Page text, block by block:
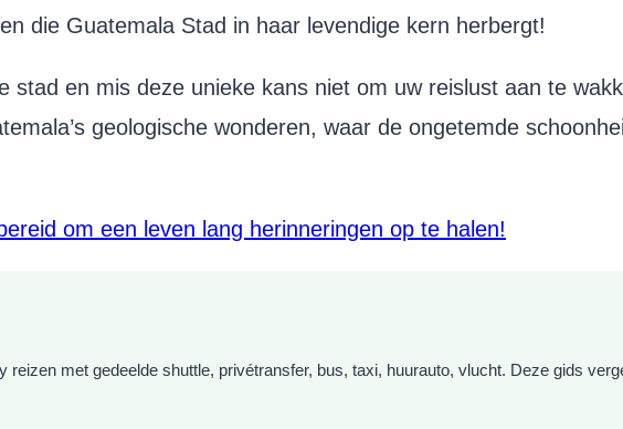
die Guatemala Stad in haar levendige kern herbergt!
stad en mis deze unieke kans niet om uw reislust aan te
geologische wonderen, waar de ongetemde
om een leven lang herinneringen op te halen!
met gedeelde shuttle, privétransfer, bus, taxi, huurauto, vlucht. Deze gids